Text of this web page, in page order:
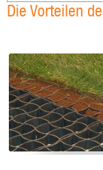
Die Vorteilen